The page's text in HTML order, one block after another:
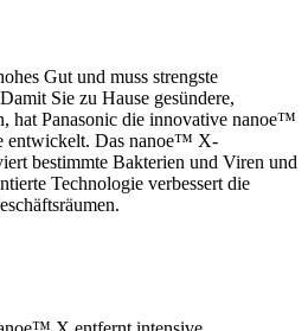
Gut und muss strengste
Sie zu Hause gesündere,
hat Panasonic die innovative nanoe™
entwickelt. Das nanoe™ X-
bestimmte Bakterien und Viren und
Technologie verbessert die